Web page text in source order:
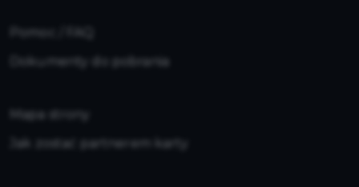
Dokumenty do pobrania
Mapa strony
Jak zostać partnerem karty